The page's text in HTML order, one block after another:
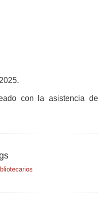
con la asistencia de